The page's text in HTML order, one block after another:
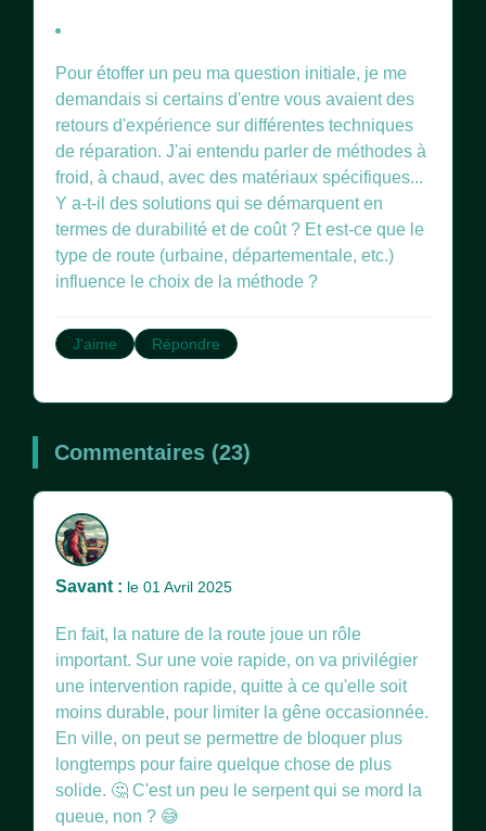
Pour étoffer un peu ma question initiale, je me
demandais si certains d'entre vous avaient des
retours d'expérience sur différentes techniques
de réparation. J'ai entendu parler de méthodes à
froid, à chaud, avec des matériaux spécifiques...
Y a-t-il des solutions qui se démarquent en
termes de durabilité et de coût ? Et est-ce que le
type de route (urbaine, départementale, etc.)
influence le choix de la méthode ?
J'aime Répondre
Commentaires (23)
Savant : le 01 Avril 2025
En fait, la nature de la route joue un rôle
important. Sur une voie rapide, on va privilégier
une intervention rapide, quitte à ce qu'elle soit
moins durable, pour limiter la gêne occasionnée.
En ville, on peut se permettre de bloquer plus
longtemps pour faire quelque chose de plus
solide. 🤔 C'est un peu le serpent qui se mord la
queue, non ? 😅